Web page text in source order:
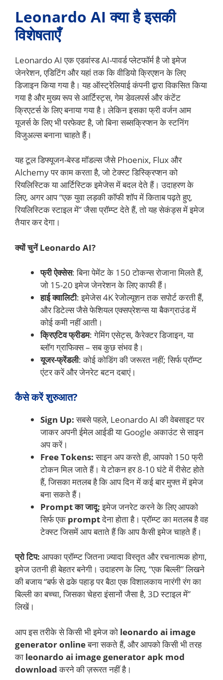
Leonardo AI क्या है इसकी
विशेषताएँ
Leonardo AI एक एडवांस्ड AI-पावर्ड प्लेटफॉर्म है जो इमेज
जेनरेशन, एडिटिंग और यहां तक कि वीडियो क्रिएशन के लिए
डिजाइन किया गया है। यह ऑस्ट्रेलियाई कंपनी द्वारा विकसित किया
गया है और मुख्य रूप से आर्टिस्ट्स, गेम डेवलपर्स और कंटेंट
क्रिएटर्स के लिए बनाया गया है। लेकिन इसका फ्री वर्जन आम
यूजर्स के लिए भी परफेक्ट है, जो बिना सब्सक्रिप्शन के स्टनिंग
विजुअल्स बनाना चाहते हैं।
यह टूल डिफ्यूजन-बेस्ड मॉडल्स जैसे Phoenix, Flux और
Alchemy पर काम करता है, जो टेक्स्ट डिस्क्रिप्शन को
रियलिस्टिक या आर्टिस्टिक इमेजेस में बदल देते हैं। उदाहरण के
लिए, अगर आप “एक युवा लड़की कॉफी शॉप में किताब पढ़ते हुए,
रियलिस्टिक स्टाइल में” जैसा प्रॉम्प्ट देते हैं, तो यह सेकंड्स में इमेज
तैयार कर देगा।
क्यों चुनें Leonardo AI?
फ्री ऐक्सेस: बिना पेमेंट के 150 टोकन्स रोजाना मिलते हैं,
जो 15-20 इमेज जेनरेशन के लिए काफी हैं।
हाई क्वालिटी: इमेजेस 4K रेजोल्यूशन तक सपोर्ट करती हैं,
और डिटेल्स जैसे फेशियल एक्सप्रेशन्स या बैकग्राउंड में
कोई कमी नहीं आती।
क्रिएटिव फ्रीडम: गेमिंग एसेट्स, कैरेक्टर डिजाइन, या
ब्लॉग ग्राफिक्स – सब कुछ संभव है।
यूजर-फ्रेंडली: कोई कोडिंग की जरूरत नहीं; सिर्फ प्रॉम्प्ट
एंटर करें और जेनरेट बटन दबाएं।
कैसे करें शुरुआत?
Sign Up:सबसे पहले, Leonardo AI की वेबसाइट पर
जाकर अपनी ईमेल आईडी या Google अकाउंट से साइन
अप करें।
Free Tokens:साइन अप करते ही, आपको 150 फ्री
टोकन मिल जाते हैं। ये टोकन हर 8-10 घंटे में रीसेट होते
हैं, जिसका मतलब है कि आप दिन में कई बार मुफ्त में इमेज
बना सकते हैं।
Prompt का जादू:इमेज जनरेट करने के लिए आपको
सिर्फ एक promptदेना होता है। प्रॉम्प्ट का मतलब है वह
टेक्स्ट जिसमें आप बताते हैं कि आप कैसी इमेज चाहते हैं।
प्रो टिप: आपका प्रॉम्प्ट जितना ज़्यादा विस्तृत और रचनात्मक होगा,
इमेज उतनी ही बेहतर बनेगी। उदाहरण के लिए, “एक बिल्ली” लिखने
की बजाय “बर्फ से ढके पहाड़ पर बैठा एक विशालकाय नारंगी रंग का
बिल्ली का बच्चा, जिसका चेहरा इंसानों जैसा है, 3D स्टाइल में”
लिखें।
आप इस तरीके से किसी भी इमेज को leonardo ai image
generator onlineबना सकते हैं, और आपको किसी भी तरह
का leonardo ai image generator apk mod
downloadकरने की ज़रूरत नहीं है।